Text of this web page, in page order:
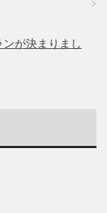
が決まりまし